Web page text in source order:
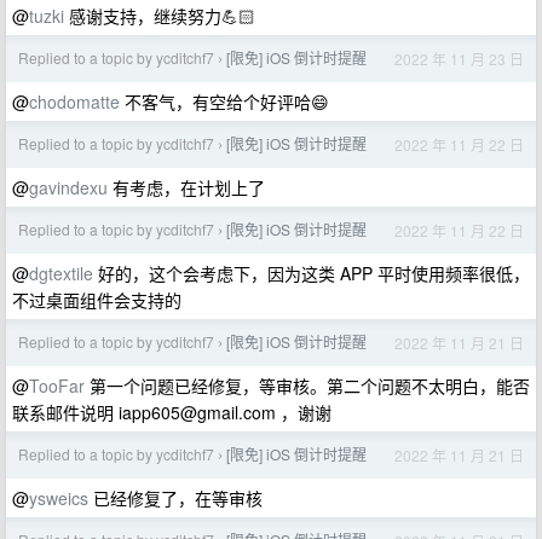
@tuzki 感谢支持，继续努力💪🏻
Replied to a topic by ycditchf7 › [限免] iOS 倒计时提醒 2022 年 11 月 23 日
@chodomatte 不客气，有空给个好评哈😄
Replied to a topic by ycditchf7 › [限免] iOS 倒计时提醒 2022 年 11 月 22 日
@gavindexu 有考虑，在计划上了
Replied to a topic by ycditchf7 › [限免] iOS 倒计时提醒 2022 年 11 月 22 日
@dgtextile 好的，这个会考虑下，因为这类 APP 平时使用频率很低，
不过桌面组件会支持的
Replied to a topic by ycditchf7 › [限免] iOS 倒计时提醒 2022 年 11 月 21 日
@TooFar 第一个问题已经修复，等审核。第二个问题不太明白，能否
联系邮件说明 iapp605@gmail.com ，谢谢
Replied to a topic by ycditchf7 › [限免] iOS 倒计时提醒 2022 年 11 月 21 日
@ysweics 已经修复了，在等审核